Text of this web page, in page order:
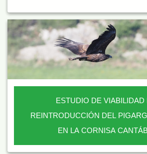
ESTUDIO DE VIABILIDAD
REINTRODUCCIÓN DEL
EN LA CORNISA